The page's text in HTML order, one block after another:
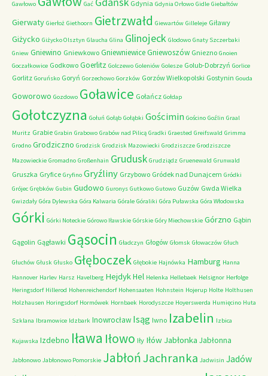
Gawłowo Gać Gdynia Gdynia Orłowo Gidle Giebałtów
Gierwaty Gierłoż Giethoorn Gietrzwałd Giewartów Gilleleje Giławy
Giżycko Giżycko Olsztyn Glaucha Glina Glinojeck Glodowo Gnaty Szczerbaki
Gniew Gniewino Gniewkowo GniewniewiceGniewoszów Gniezno Gnoien
Goczałkowice Godkowo Goerlitz Golczewo Goleniów Golesze Golub-Dobrzyń Gorlice
Gorlitz Goruńsko Goryń Gorzechowo Gorzków Gorzów Wielkopolski Gostynin Gouda
Goworowo Gozdowo Goławice Gołańcz Gołdap
Gołotczyzna Gołuń Gołąb Gołąbki Gościmin Gościno Goźlin Graal
Muritz Grabie Grabin Grabowo Grabów nad Pilicą Gradki Graested Greifswald Grimma
Grodno Grodziczno Grodzisk Grodzisk Mazowiecki Grodziszcze Grodziszcze
Mazowieckie Gromadno Großenhain Grudusk Grudziądz Gruenewald Grunwald
Gruszka Gryfice Gryfino Gryźliny Grzybowo Gródek nad Dunajcem Gródki
Grójec Grębków Gubin Gudowo Guronys Gutkowo Gutowo Guzów Gwda Wielka
Gwizdały Góra Dylewska Góra Kalwaria Górale Góraliki Góra Puławska Góra Włodowska
Górki Górki Noteckie Górowo Iławskie Górskie Góry Miechowskie Górzno Gąbin
Gągolin Gągławki Gąsocin Gładczyn Głogów Głomsk Głowaczów Głuch
Głuchów Głusk Głusko Głęboczek Głębokie Hajnówka Hamburg Hanna
Hannover Harlev Harsz Havelberg HejdykHel Helenka Hellebaek Helsignor Herfolge
Heringsdorf Hillerod Hohenreichendorf Hohensaaten Hohnstein Hojerup Holte Holthusen
Holzhausen Horingsdorf Hormówek Hornbaek Horodyszcze Hoyerswerda Humięcino Huta
Szklana Ibramowice Idzbark Inowrocław Isąg Iwno Izabelin Izbica
Kujawska Izdebno Iława Iłowo Iły Iłów Jabłonka Jabłonna
Jabłonowo Jabłonowo Pomorskie JabłońJachranka Jadwisin Jadów